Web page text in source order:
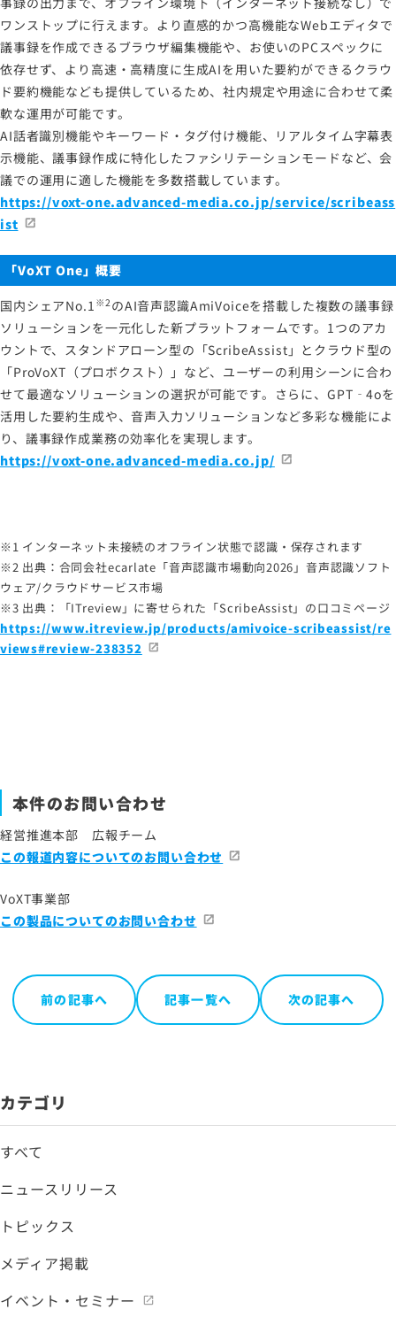
ワンストップに行えます。より直感的かつ高機能なWebエディタで
議事録を作成できるブラウザ編集機能や、お使いのPCスペックに
依存せず、より高速・高精度に生成AIを用いた要約ができるクラウ
ド要約機能なども提供しているため、社内規定や用途に合わせて柔
軟な運用が可能です。
AI話者識別機能やキーワード・タグ付け機能、リアルタイム字幕表
示機能、議事録作成に特化したファシリテーションモードなど、会
議での運用に適した機能を多数搭載しています。
https://voxt-one.advanced-media.co.jp/service/scribeass
ist
「VoXT One」概要
国内シェアNo.1 ※2のAI音声認識AmiVoiceを搭載した複数の議事録
ソリューションを一元化した新プラットフォームです。1つのアカ
ウントで、スタンドアローン型の「ScribeAssist」とクラウド型の
「ProVoXT（プロボクスト）」など、ユーザーの利用シーンに合わ
せて最適なソリューションの選択が可能です。さらに、GPT‐4oを
活用した要約生成や、音声入力ソリューションなど多彩な機能によ
り、議事録作成業務の効率化を実現します。
https://voxt-one.advanced-media.co.jp/
※1 インターネット未接続のオフライン状態で認識・保存されます
※2 出典：合同会社ecarlate「音声認識市場動向2026」音声認識ソフト
ウェア/クラウドサービス市場
※3 出典：「ITreview」に寄せられた「ScribeAssist」の口コミページ
https://www.itreview.jp/products/amivoice-scribeassist/re
views#review-238352
本件のお問い合わせ
経営推進本部 広報チーム
この報道内容についてのお問い合わせ
VoXT事業部
この製品についてのお問い合わせ
前の記事へ 記事一覧へ 次の記事へ
カテゴリ
すべて
ニュースリリース
トピックス
メディア掲載
イベント・セミナー